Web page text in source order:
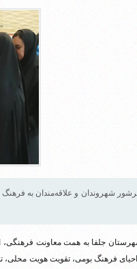
شهروندان و علاقه‌مندان به
جلفا به همت معاونت
احیای فرهنگ بومی، تقویت هویت